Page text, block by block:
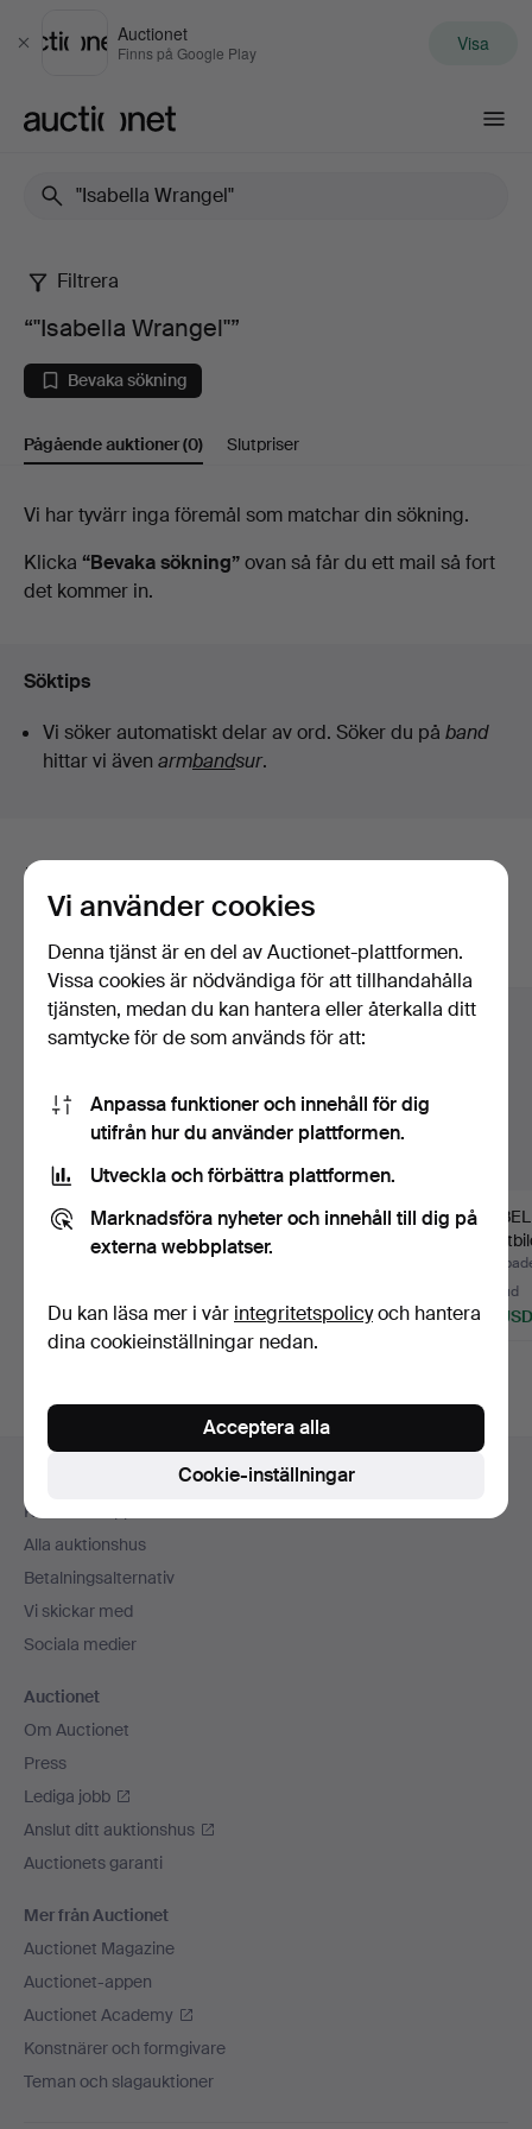
Stäng
Auctionet
Finns på Google Play Visa
“"Isabella
Wrangel"”
Filtrera
“"Isabella Wrangel"”
Bevaka sökning
Pågående auktioner(0) Slutpriser
Pågående
auktioner
Vi har tyvärr inga föremål som matchar din sökning.
Klicka “Bevaka sökning”ovan så får du ett mail så fort
det kommer in.
Söktips
Vi söker automatiskt delar av ord. Söker du på band
hittar vi även armbandsur.
Här är föremål från vårt arkiv som
matchar din sökning
Visa alla föremål
ISABELLA WRANGEL.
GRAFISKT BLAD
106 USD
ISABELLA WRANGEL.
"Svart och rött", olja p…
169 USD
35 bud
211 USD
Sidfotsnavigation
Kontakta support
Alla auktionshus
Betalningsalternativ
Vi skickar med
Sociala medier
Auctionet
Om Auctionet
Press
Lediga jobb
Anslut ditt auktionshus
Auctionets garanti
Mer från Auctionet
Auctionet Magazine
Auctionet-appen
Auctionet Academy
Konstnärer och formgivare
Teman och slagauktioner
Vi använder cookies
Denna tjänst är en del av Auctionet-plattformen.
Vissa cookies är nödvändiga för att tillhandahålla
tjänsten, medan du kan hantera eller återkalla ditt
samtycke för de som används för att:
Anpassa funktioner och innehåll för dig
utifrån hur du använder plattformen.
Utveckla och förbättra plattformen.
Marknadsföra nyheter och innehåll till dig på
externa webbplatser.
Du kan läsa mer i vår integritetspolicyoch hantera
dina cookieinställningar nedan.
Cookie-inställningar
Acceptera alla